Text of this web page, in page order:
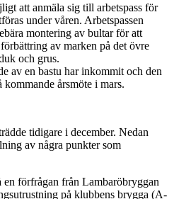
att anmäla sig till arbetspass för
under våren. Arbetspassen
montering av bultar för att
av marken på det övre
och grus.
av en bastu har inkommit och den
kommande årsmöte i mars.
tidigare i december. Nedan
av några punkter som
en förfrågan från Lambaröbryggan
på klubbens brygga (A-